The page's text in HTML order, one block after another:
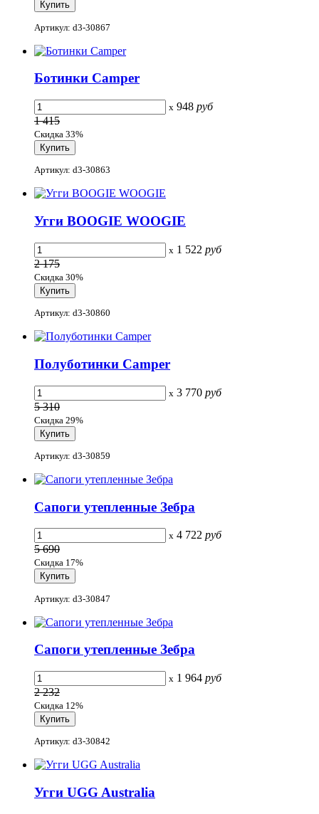
Артикул: d3-30867
Ботинки Camper
x 948 руб
1 415
Скидка 33%
Артикул: d3-30863
Угги BOOGIE WOOGIE
x 1 522 руб
2 175
Скидка 30%
Артикул: d3-30860
Полуботинки Camper
x 3 770 руб
5 310
Скидка 29%
Артикул: d3-30859
Сапоги утепленные Зебра
x 4 722 руб
5 690
Скидка 17%
Артикул: d3-30847
Сапоги утепленные Зебра
x 1 964 руб
2 232
Скидка 12%
Артикул: d3-30842
Угги UGG Australia